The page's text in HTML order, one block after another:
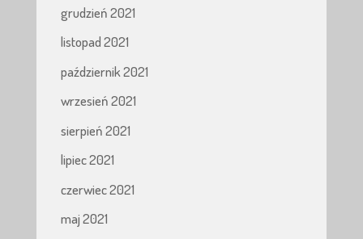
grudzień 2021
listopad 2021
październik 2021
wrzesień 2021
sierpień 2021
lipiec 2021
czerwiec 2021
maj 2021